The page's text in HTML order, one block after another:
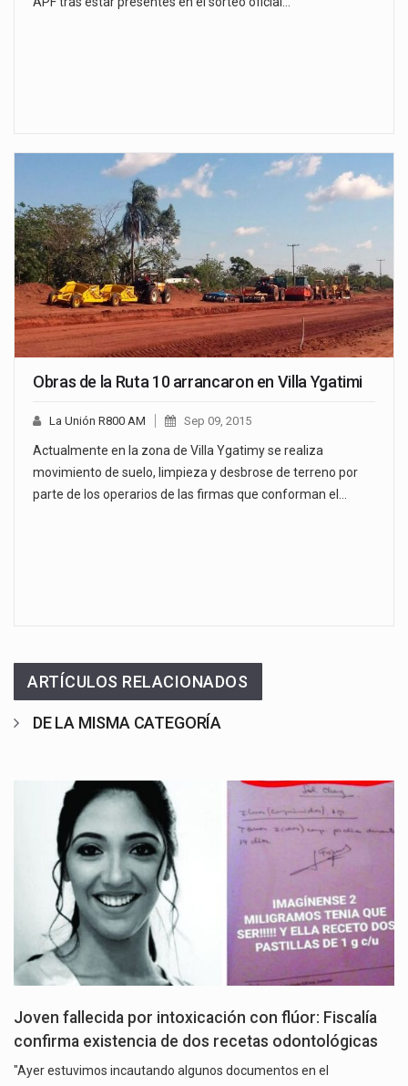
Obras de la Ruta 10 arrancaron en Villa Ygatimi
La Unión R800 AM Sep 09, 2015
Actualmente en la zona de Villa Ygatimy se realiza
movimiento de suelo, limpieza y desbrose de terreno por
parte de los operarios de las firmas que conforman el…
ARTÍCULOS RELACIONADOS
DE LA MISMA CATEGORÍA
Joven fallecida por intoxicación con flúor: Fiscalía
confirma existencia de dos recetas odontológicas
"Ayer estuvimos incautando algunos documentos en el